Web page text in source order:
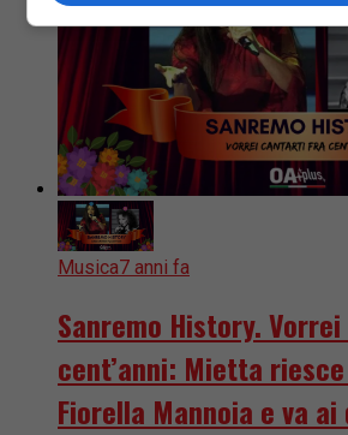
Musica7 anni fa
Sanremo History.
cent’anni: Mietta
Fiorella Mannoia e va